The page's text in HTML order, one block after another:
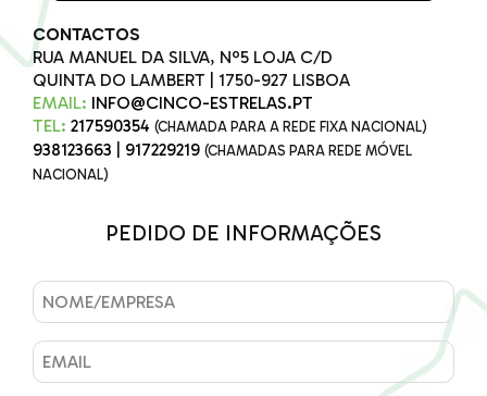
CONTACTOS
RUA MANUEL DA SILVA, Nº5 LOJA C/D
QUINTA DO LAMBERT | 1750-927 LISBOA
EMAIL: INFO@CINCO-ESTRELAS.PT
TEL: 217590354 (CHAMADA PARA A REDE FIXA NACIONAL)
938123663 917229219 (CHAMADAS PARA REDE MÓVEL
NACIONAL)
PEDIDO DE INFORMAÇÕES